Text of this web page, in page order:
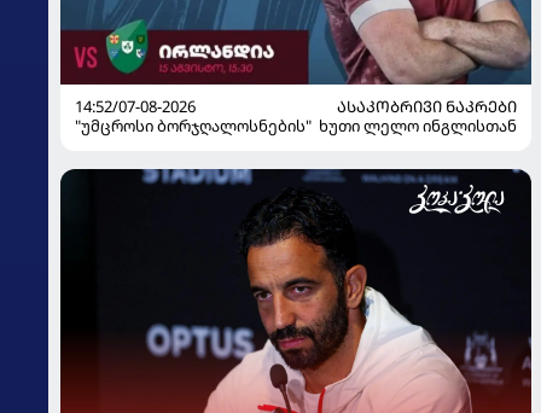
14:52/07-08-2026
ᲐᲡᲐᲙᲝᲑᲠᲘᲕᲘ ᲜᲐᲙᲠᲔᲑᲘ
"უმცროსი ბორჯღალოსნების" ხუთი ლელო ინგლისთან